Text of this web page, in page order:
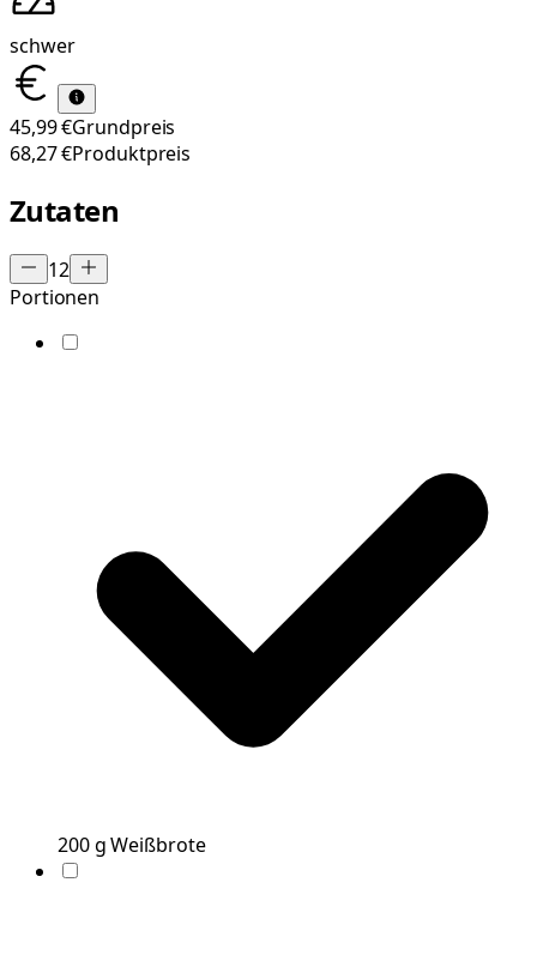
schwer
45,99 €Grundpreis
68,27 €Produktpreis
Zutaten
12
Portionen
200g Weißbrote